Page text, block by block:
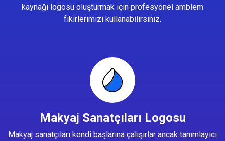
kaynağı logosu oluşturmak için profesyonel amblem
fikirlerimizi kullanabilirsiniz.
Makyaj Sanatçıları Logosu
Makyaj sanatçıları kendi başlarına çalışırlar ancak tanımlayıcı